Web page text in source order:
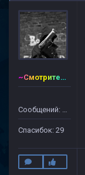
~Смотритель~CSDM ©
Сообщений: 128
Спасибок: 29